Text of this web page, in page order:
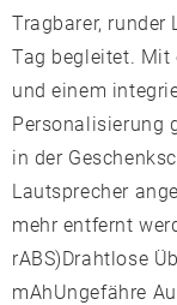
Tragbarer, runder
Tag begleitet. Mit
und einem
Personalisierung
in der
Lautsprecher
mehr entfernt
rABS)Drahtlose
mAhUngefähre